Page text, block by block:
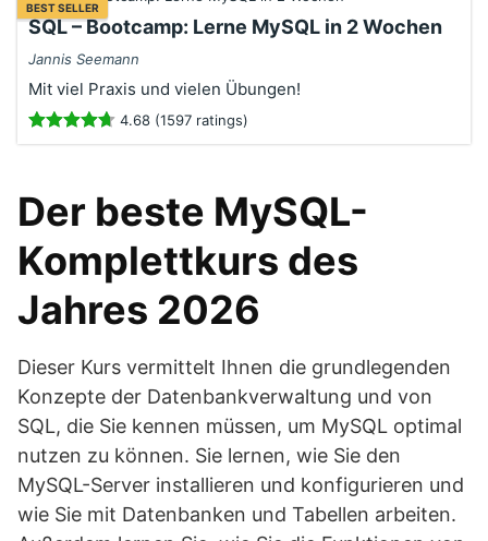
BEST SELLER
SQL – Bootcamp: Lerne MySQL in 2 Wochen
Jannis Seemann
Mit viel Praxis und vielen Übungen!
4.68 (1597 ratings)
Der beste MySQL-
Komplettkurs des
Jahres 2026
Dieser Kurs vermittelt Ihnen die grundlegenden
Konzepte der Datenbankverwaltung und von
SQL, die Sie kennen müssen, um MySQL optimal
nutzen zu können. Sie lernen, wie Sie den
MySQL-Server installieren und konfigurieren und
wie Sie mit Datenbanken und Tabellen arbeiten.